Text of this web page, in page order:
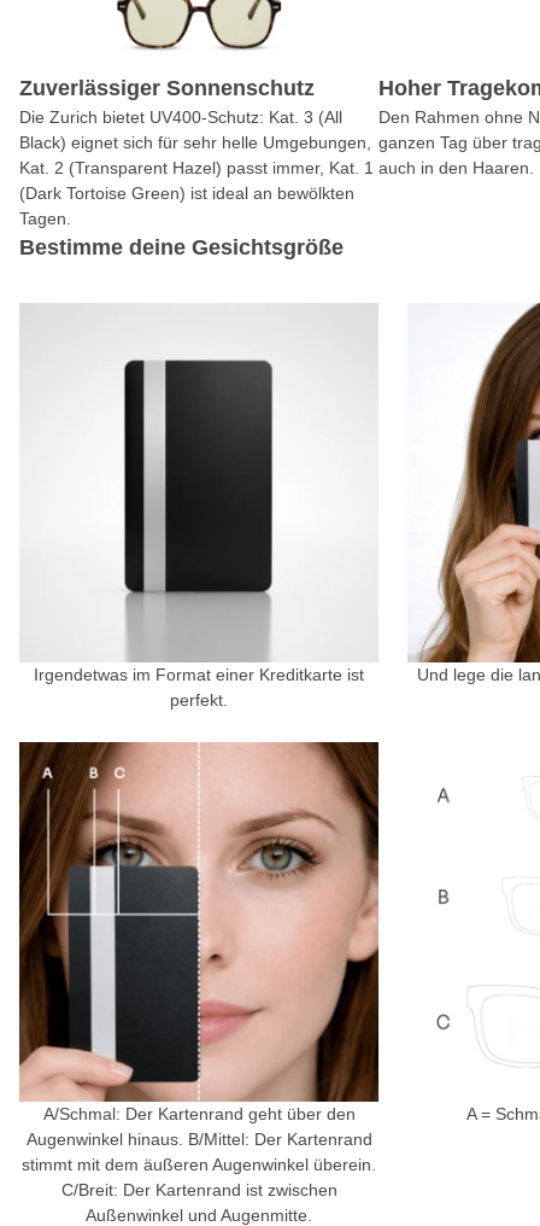
Zuverlässiger Sonnenschutz
Die Zurich bietet UV400-Schutz: Kat. 3 (All
Black) eignet sich für sehr helle Umgebungen,
Kat. 2 (Transparent Hazel) passt immer, Kat. 1
(Dark Tortoise Green) ist ideal an bewölkten
Tagen.
Hoher
Den Rahmen ohne
ganzen Tag über
auch in den Haaren.
Bestimme deine Gesichtsgröße
Irgendetwas im Format einer Kreditkarte ist
perfekt.
Und lege die
A/Schmal: Der Kartenrand geht über den
Augenwinkel hinaus. B/Mittel: Der Kartenrand
stimmt mit dem äußeren Augenwinkel überein.
C/Breit: Der Kartenrand ist zwischen
Außenwinkel und Augenmitte.
A =